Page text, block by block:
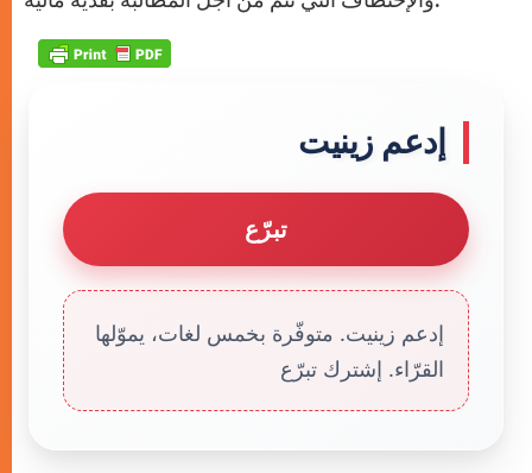
إدعم زينيت
تبرّع
إدعم زينيت. متوفّرة بخمس لغات، يموّلها
القرّاء. إشترك تبرّع